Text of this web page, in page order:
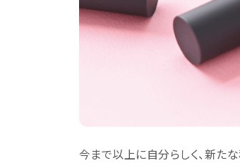
今まで以上に自分らしく、新た